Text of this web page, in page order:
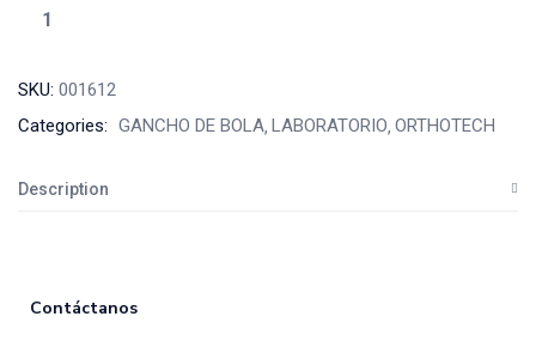
SKU: 001612
Categories: GANCHO DE BOLA LABORATORIO ORTHOTECH
Description
Contáctanos